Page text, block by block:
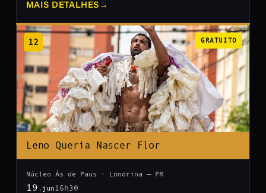
MAIS DETALHES →
12 GRATUITO
Leno Queria Nascer Flor
Núcleo Ás de Paus · Londrina — PR
19 .jun 16h30